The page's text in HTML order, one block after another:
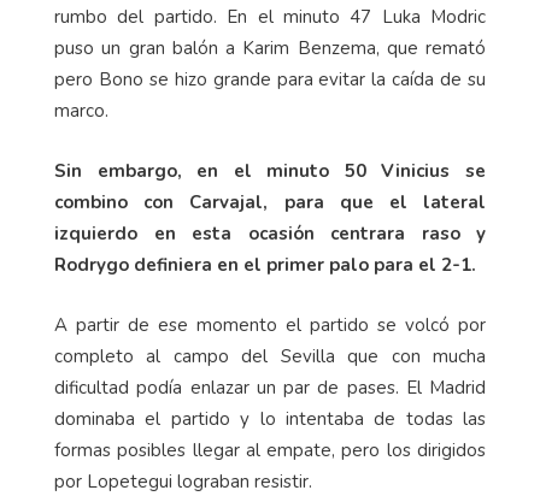
rumbo del partido. En el minuto 47 Luka Modric
puso un gran balón a Karim Benzema, que remató
pero Bono se hizo grande para evitar la caída de su
marco.
Sin embargo, en el minuto 50 Vinicius se
combino con Carvajal, para que el lateral
izquierdo en esta ocasión centrara raso y
Rodrygo definiera en el primer palo para el 2-1.
A partir de ese momento el partido se volcó por
completo al campo del Sevilla que con mucha
dificultad podía enlazar un par de pases. El Madrid
dominaba el partido y lo intentaba de todas las
formas posibles llegar al empate, pero los dirigidos
por Lopetegui lograban resistir.